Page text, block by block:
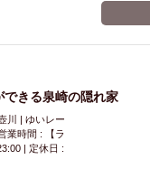
きる泉崎の隠れ家
川 | ゆいレー
業時間 : 【ラ
| 定休日 :